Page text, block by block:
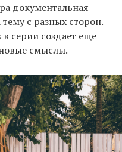
документальная
тему с разных сторон.
серии создает еще
смыслы.